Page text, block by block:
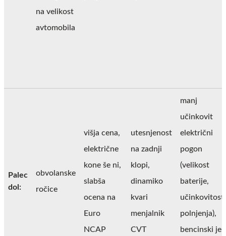
na velikost
avtomobila
Palec
dol:
obvolanske
ročice
višja cena,
električne
kone še ni,
slabša
ocena na
Euro
NCAP
utesnjenost
na zadnji
klopi,
dinamiko
kvari
menjalnik
CVT
manj
učinkovit
električni
pogon
(velikost
baterije,
učinkovitost
polnjenja),
bencinski je